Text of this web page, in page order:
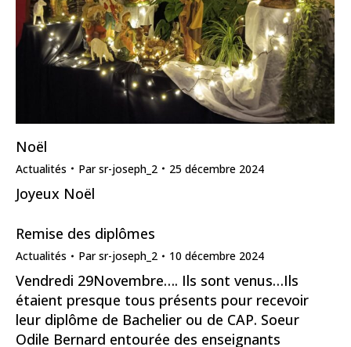
Noël
Actualités Parsr-joseph_2 25 décembre 2024
Joyeux Noël
Remise des diplômes
Actualités Parsr-joseph_2 10 décembre 2024
Vendredi 29Novembre…. Ils sont venus…Ils
étaient presque tous présents pour recevoir
leur diplôme de Bachelier ou de CAP. Soeur
Odile Bernard entourée des enseignants